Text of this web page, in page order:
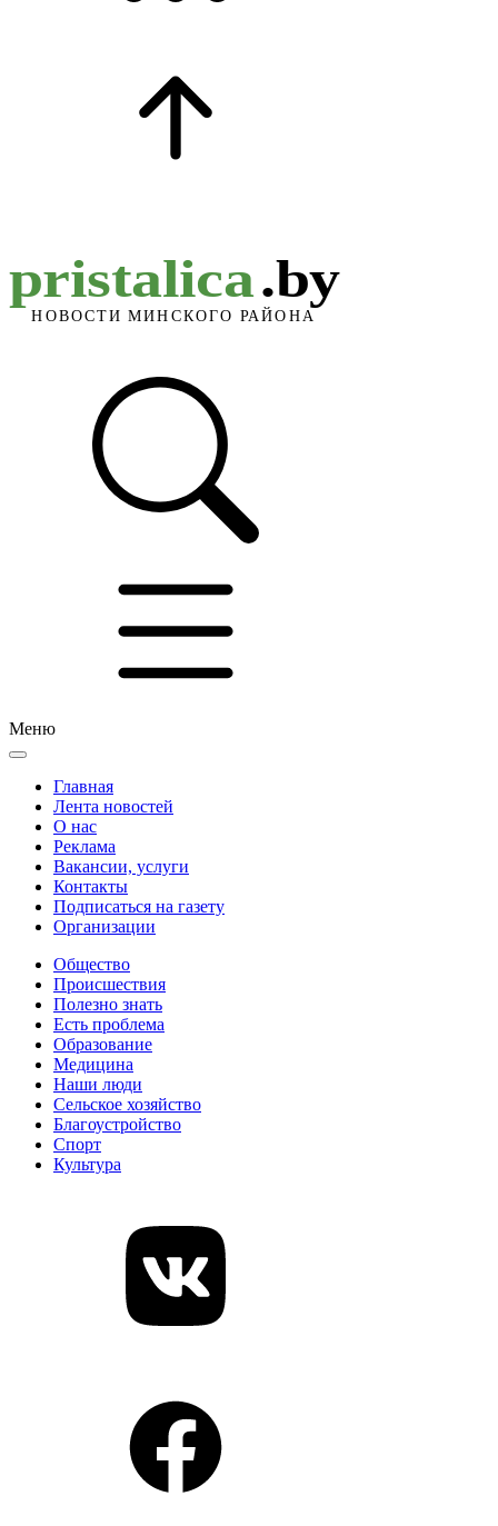
Меню
Главная
Лента новостей
О нас
Реклама
Вакансии, услуги
Контакты
Подписаться на газету
Организации
Общество
Происшествия
Полезно знать
Есть проблема
Образование
Медицина
Наши люди
Сельское хозяйство
Благоустройство
Спорт
Культура